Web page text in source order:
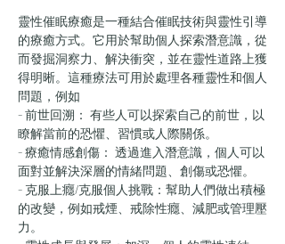
靈性催眠療癒是一種結合催眠技術與靈性引導
的療癒方式。它用於幫助個人探索潛意識，從
而發掘洞察力、解決衝突，並在靈性道路上獲
得明晰。這種療法可用於處理各種靈性和個人
問題，例如
- 前世回溯： 有些人可以探索自己的前世，以
瞭解當前的恐懼、習慣或人際關係。
- 療癒情感創傷： 透過進入潛意識，個人可以
面對並解決深層的情緒問題、創傷或恐懼。
- 克服上癮/克服個人挑戰：幫助人們做出積極
的改變，例如戒煙、戒除性癮、減肥或管理壓
力。